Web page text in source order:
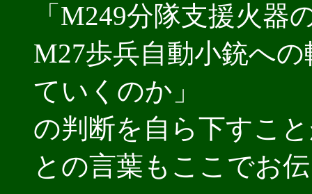
「M249分隊支援火
M27歩兵自動小銃へ
ていくのか」
の判断を自ら下すこ
との言葉もここでお